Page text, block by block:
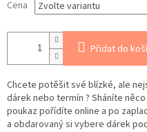
Cena
Přidat do
Chcete potěšit své blízké, ale
dárek nebo termín ? Sháníte
poukaz pořídíte online a po
a obdarovaný si vybere dárek